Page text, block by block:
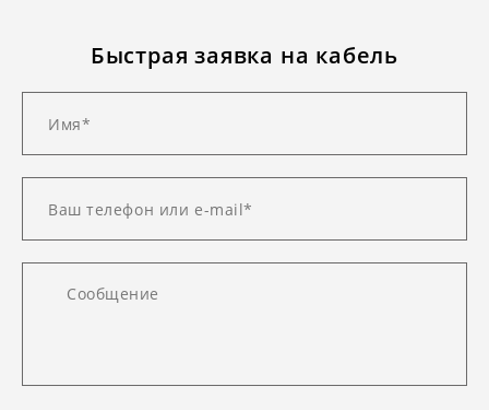
Быстрая заявка на кабель